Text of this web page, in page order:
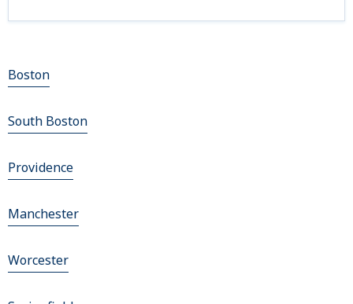
Boston
South Boston
Providence
Manchester
Worcester